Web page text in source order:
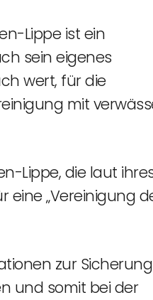
Lippe ist ein
sein eigenes
wert, für die
mit
Lippe, die laut
eine „Vereinigung
zur
und somit bei der